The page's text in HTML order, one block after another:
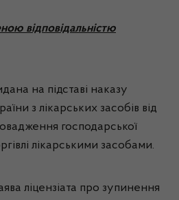
відповідальністю
на підставі наказу
з лікарських засобів від
господарської
лікарськими засобами.
ліцензіата про зупинення